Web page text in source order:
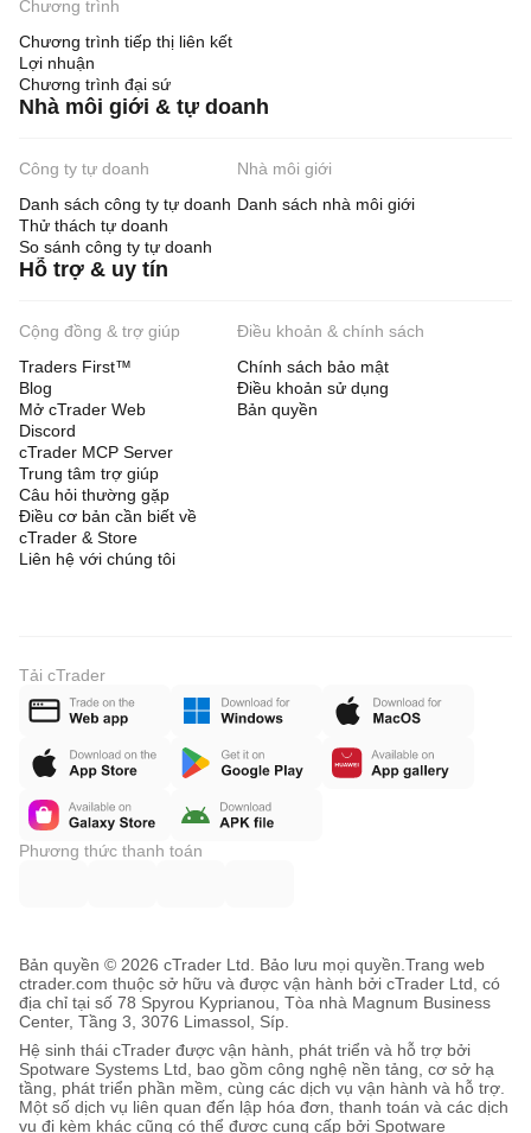
Chương trình
Chương trình tiếp thị liên kết
Lợi nhuận
Chương trình đại sứ
Nhà môi giới & tự doanh
Công ty tự doanh
Danh sách công ty tự doanh
Thử thách tự doanh
So sánh công ty tự doanh
Nhà môi giới
Danh sách nhà môi giới
Hỗ trợ & uy tín
Cộng đồng & trợ giúp
Traders First™
Blog
Mở cTrader Web
Discord
cTrader MCP Server
Trung tâm trợ giúp
Câu hỏi thường gặp
Điều cơ bản cần biết về
cTrader & Store
Liên hệ với chúng tôi
Điều khoản & chính sách
Chính sách bảo mật
Điều khoản sử dụng
Bản quyền
Tải cTrader
Phương thức thanh toán
Bản quyền © 2026 cTrader Ltd. Bảo lưu mọi quyền. Trang web
ctrader.com thuộc sở hữu và được vận hành bởi cTrader Ltd, có
địa chỉ tại số 78 Spyrou Kyprianou, Tòa nhà Magnum Business
Center, Tầng 3, 3076 Limassol, Síp.
Hệ sinh thái cTrader được vận hành, phát triển và hỗ trợ bởi
Spotware Systems Ltd, bao gồm công nghệ nền tảng, cơ sở hạ
tầng, phát triển phần mềm, cùng các dịch vụ vận hành và hỗ trợ.
Một số dịch vụ liên quan đến lập hóa đơn, thanh toán và các dịch
vụ đi kèm khác cũng có thể được cung cấp bởi Spotware